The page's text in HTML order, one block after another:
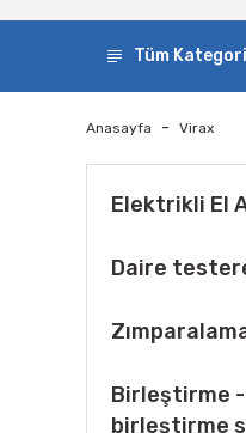
Tüm
Anasayfa Virax
Elektrikli El
Daire
Birleştirme -
birleştirme